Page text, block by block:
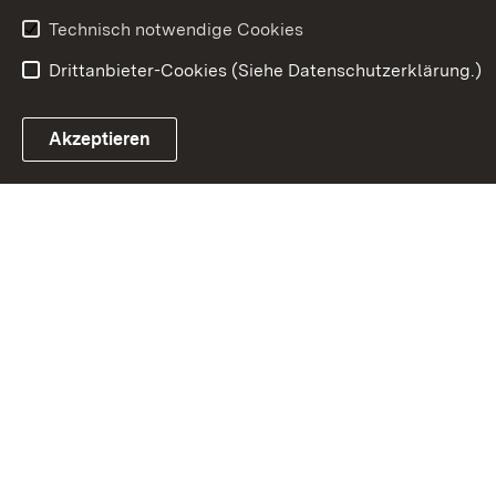
Technisch notwendige Cookies
Drittanbieter-Cookies (Siehe Datenschutzerklärung.)
Akzeptieren